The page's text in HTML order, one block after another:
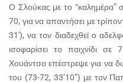
Ο Σλούκας με το “καλημέρα”
70, για να απαντήσει με
31′), να τον διαδεχθεί ο
ισοφαρίσει το παιχνίδι
Χουάντσο επέστρεψε για να
του (73-72, 33’10”) με τον